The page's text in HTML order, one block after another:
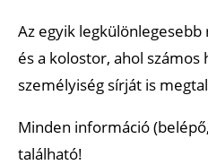
Az egyik legkülönlegesebb
és a kolostor, ahol
személyiség sírját is
Minden információ
található!